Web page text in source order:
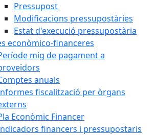
Pressupost
Modificacions pressupostàries
Estat d'execució pressupostària
econòmico-financeres
mig de pagament a
anuals
fiscalització per òrgans
Econòmic Financer
financers i pressupostaris